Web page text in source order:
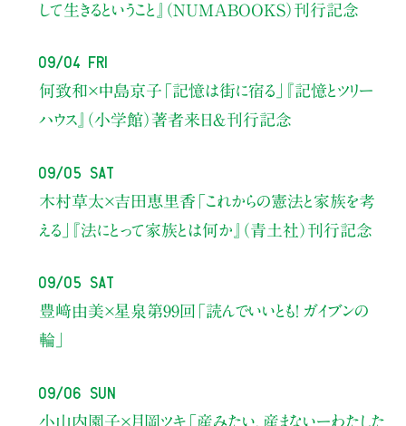
して生きるということ』（NUMABOOKS）刊行記念
09/04 Fri
何致和×中島京子 「記憶は街に宿る」
『記憶とツリー
ハウス』（小学館）著者来日＆刊行記念
09/05 Sat
木村草太×吉田恵里香 「これからの憲法と家族を考
える」
『法にとって家族とは何か』（青土社）刊行記念
09/05 Sat
豊﨑由美×星泉 第99回「読んでいいとも！ ガイブンの
輪」
09/06 Sun
小山内園子×月岡ツキ 「産みたい、産まないーわたした